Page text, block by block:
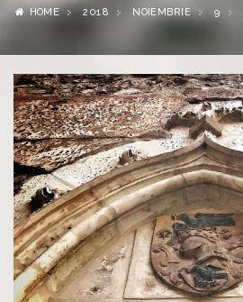
HOME 2018 NOIEMBRIE 9